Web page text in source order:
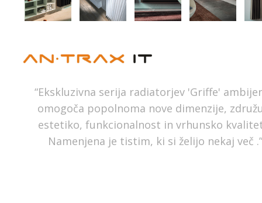
“Ekskluzivna serija radiatorjev 'Griffe'
omogoča popolnoma nove dimenzije,
estetiko, funkcionalnost in vrhunsko
Namenjena je tistim, ki si želijo nekaj več .”